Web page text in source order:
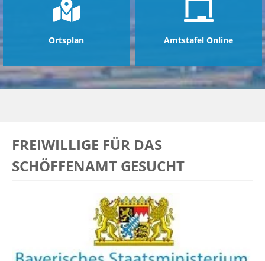
Ortsplan Amtstafel Online
FREIWILLIGE FÜR DAS
SCHÖFFENAMT GESUCHT